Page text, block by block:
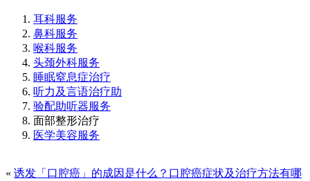
耳科服务
鼻科服务
喉科服务
头颈外科服务
睡眠窒息症治疗
听力及言语治疗助
验配助听器服务
面部整形治疗
医学美容服务
« 诱发「口腔癌」的成因是什么？口腔癌症状及治疗方法有哪